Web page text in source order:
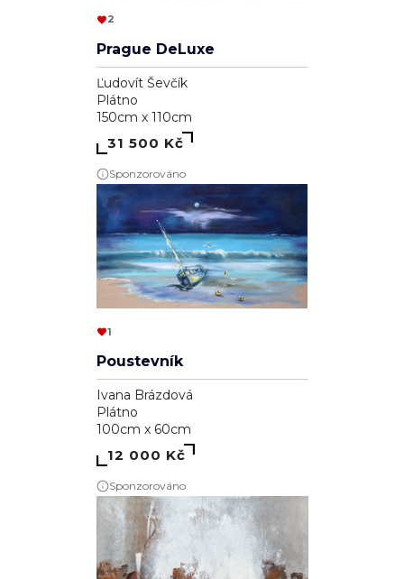
2
Prague DeLuxe
Ľudovít Ševčík
Plátno
150cm x 110cm
31 500 Kč
Sponzorováno
1
Poustevník
Ivana Brázdová
Plátno
100cm x 60cm
12 000 Kč
Sponzorováno